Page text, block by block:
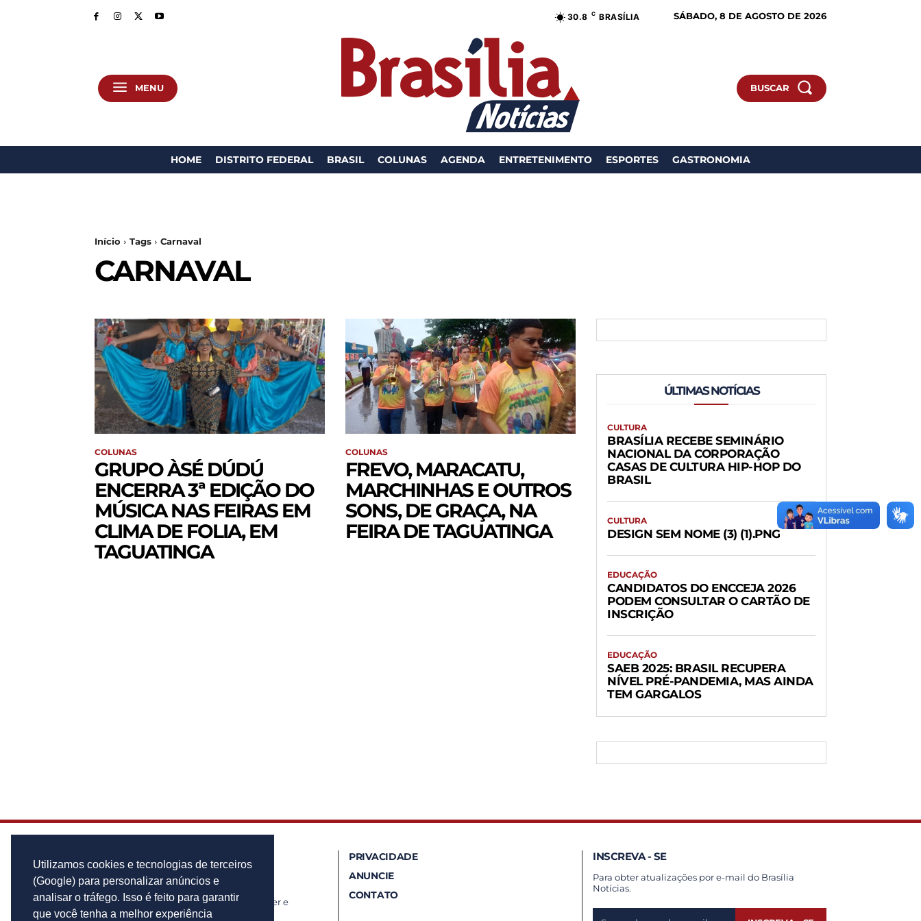
Utilizamos cookies e tecnologias de terceiros
(Google) para personalizar anúncios e
analisar o tráfego. Isso é feito para garantir
que você tenha a melhor experiência
30.8 C BRASÍLIA SÁBADO, 8 DE AGOSTO DE 2026
MENU BUSCAR
HOME DISTRITO FEDERAL BRASIL COLUNAS AGENDA ENTRETENIMENTO ESPORTES GASTRONOMIA
Início Tags Carnaval
CARNAVAL
COLUNAS
GRUPO ÀSÉ DÚDÚ
ENCERRA 3ª EDIÇÃO DO
MÚSICA NAS FEIRAS EM
CLIMA DE FOLIA, EM
TAGUATINGA
COLUNAS
FREVO, MARACATU,
MARCHINHAS E OUTROS
SONS, DE GRAÇA, NA
FEIRA DE TAGUATINGA
ÚLTIMAS NOTÍCIAS
CULTURA
BRASÍLIA RECEBE SEMINÁRIO
NACIONAL DA CORPORAÇÃO
CASAS DE CULTURA HIP-HOP DO
BRASIL
CULTURA
DESIGN SEM NOME (3) (1).PNG
EDUCAÇÃO
CANDIDATOS DO ENCCEJA 2026
PODEM CONSULTAR O CARTÃO DE
INSCRIÇÃO
EDUCAÇÃO
SAEB 2025: BRASIL RECUPERA
NÍVEL PRÉ-PANDEMIA, MAS AINDA
TEM GARGALOS
Notícias de cidades, politica, cultura, lazer e
muito mais!
PRIVACIDADE
ANUNCIE
CONTATO
INSCREVA - SE
Para obter atualizações por e-mail do Brasília
Notícias.